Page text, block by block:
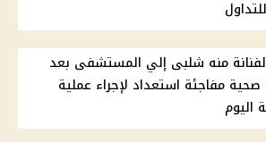
منه شلبى إلي المستشفى بعد
مفاجئة استعداد لإجراء عملية
اليوم